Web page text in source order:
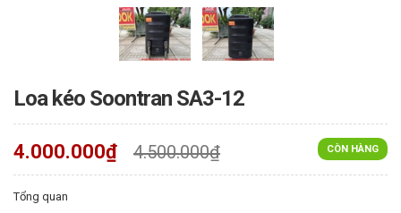
Loa kéo Soontran SA3-12
CÒN HÀNG
4.000.000₫ 4.500.000₫
Tổng quan